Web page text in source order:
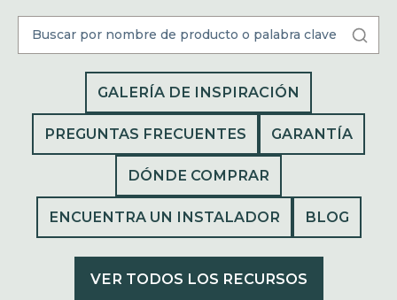
GALERÍA DE INSPIRACIÓN
PREGUNTAS FRECUENTES GARANTÍA
DÓNDE COMPRAR
ENCUENTRA UN INSTALADOR BLOG
VER TODOS LOS RECURSOS